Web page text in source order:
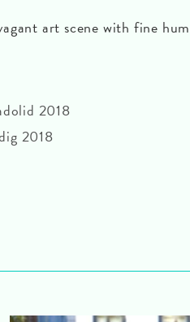
art scene with fine
2018
2018